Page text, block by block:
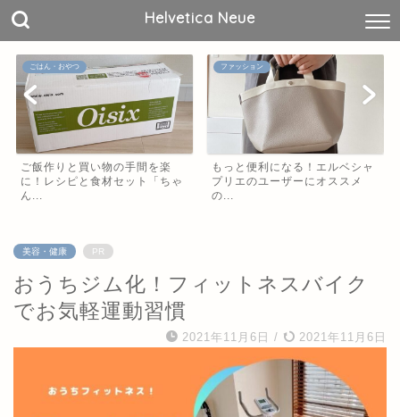
Helvetica Neue
ごはん・おやつ
ご飯作りと買い物の手間を楽
に！レシピと食材セット「ちゃ
ん...
ファッション
もっと便利になる！エルベシャ
プリエのユーザーにオススメ
の...
美容・健康 PR
おうちジム化！フィットネスバイク
でお気軽運動習慣
2021年11月6日 / 2021年11月6日